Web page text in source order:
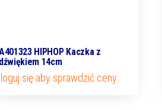
HIPHOP Kaczka z
dźwiękiem 14cm
się aby sprawdzić ceny